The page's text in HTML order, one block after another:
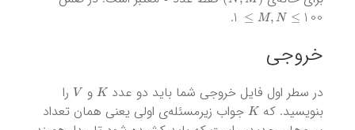
1
≤
M,N≤100
.
خروجی
در سطر اول فایل خروجی شما باید دو عدد K ‌ وV را
بنویسید. که Kجواب زیرمسئله‌ی اولی یعنی همان تعداد